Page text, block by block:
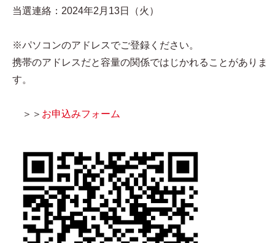
当選連絡：2024年2月13日（火）
※パソコンのアドレスでご登録ください。
携帯のアドレスだと容量の関係ではじかれることがありま
す。
＞＞ お申込みフォーム